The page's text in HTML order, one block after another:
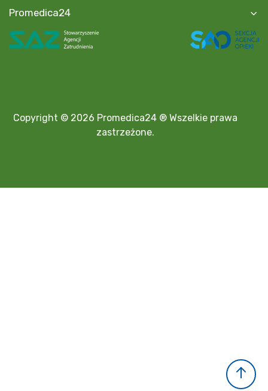
Promedica24
Copyright © 2026 Promedica24 ® Wszelkie prawa
zastrzeżone.